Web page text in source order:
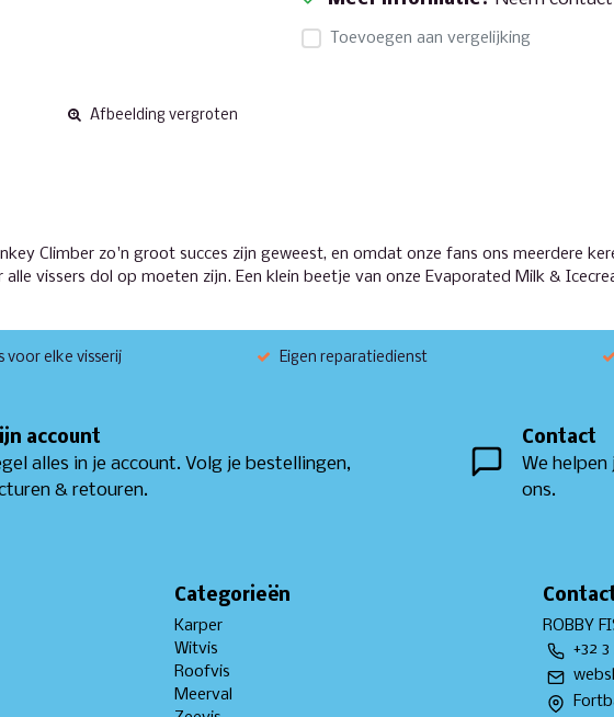
Afbeelding vergroten
Toevoegen aan vergelijking
Climber zo'n groot succes zijn geweest, en omdat onze fans ons meerdere
vissers dol op moeten zijn. Een klein beetje van onze Evaporated Milk &
voor elke visserij Eigen reparatiedienst
account
alles in je account. Volg je bestellingen,
& retouren.
Contact
We
ons.
Categorieën
Karper
Witvis
Roofvis
Meerval
ROBBY
+32